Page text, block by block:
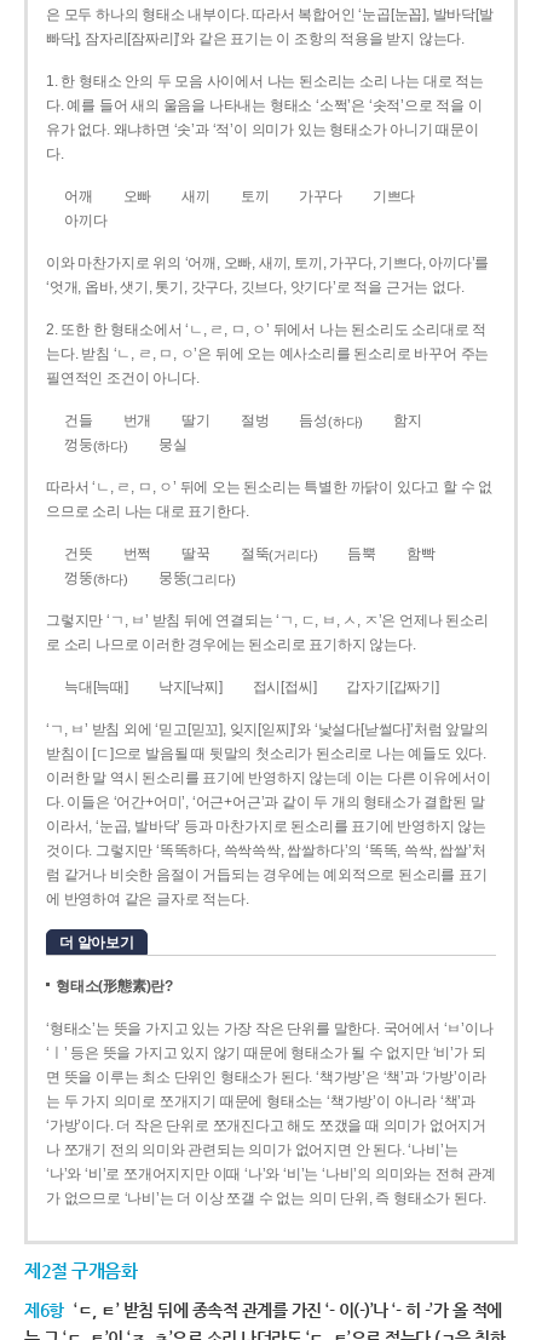
은 모두 하나의 형태소 내부이다. 따라서 복합어인 ‘눈곱[눈꼽], 발바닥[발
빠닥], 잠자리[잠짜리]’와 같은 표기는 이 조항의 적용을 받지 않는다.
1. 한 형태소 안의 두 모음 사이에서 나는 된소리는 소리 나는 대로 적는
다. 예를 들어 새의 울음을 나타내는 형태소 ‘소쩍’은 ‘솟적’으로 적을 이
유가 없다. 왜냐하면 ‘솟’과 ‘적’이 의미가 있는 형태소가 아니기 때문이
다.
어깨 오빠 새끼 토끼 가꾸다
기쁘다
아끼다
이와 마찬가지로 위의 ‘어깨, 오빠, 새끼, 토끼, 가꾸다, 기쁘다, 아끼다’를
‘엇개, 옵바, 샛기, 톳기, 갓구다, 깃브다, 앗기다’로 적을 근거는 없다.
2. 또한 한 형태소에서 ‘ㄴ, ㄹ, ㅁ, ㅇ’ 뒤에서 나는 된소리도 소리대로 적
는다. 받침 ‘ㄴ, ㄹ, ㅁ, ㅇ’은 뒤에 오는 예사소리를 된소리로 바꾸어 주는
필연적인 조건이 아니다.
건들 번개 딸기 절벙 듬성(하다)
함지
껑둥(하다) 뭉실
따라서 ‘ㄴ, ㄹ, ㅁ, ㅇ’ 뒤에 오는 된소리는 특별한 까닭이 있다고 할 수 없
으므로 소리 나는 대로 표기한다.
건뜻 번쩍 딸꾹 절뚝(거리다) 듬뿍
함빡
껑뚱(하다) 뭉뚱(그리다)
그렇지만 ‘ㄱ, ㅂ’ 받침 뒤에 연결되는 ‘ㄱ, ㄷ, ㅂ, ㅅ, ㅈ’은 언제나 된소리
로 소리 나므로 이러한 경우에는 된소리로 표기하지 않는다.
늑대[늑때] 낙지[낙찌] 접시[접씨] 갑자기[갑짜기]
‘ㄱ, ㅂ’ 받침 외에 ‘믿고[믿꼬], 잊지[읻찌]’와 ‘낯설다[낟썰다]’처럼 앞말의
받침이 [ㄷ]으로 발음될 때 뒷말의 첫소리가 된소리로 나는 예들도 있다.
이러한 말 역시 된소리를 표기에 반영하지 않는데 이는 다른 이유에서이
다. 이들은 ‘어간+어미’, ‘어근+어근’과 같이 두 개의 형태소가 결합된 말
이라서, ‘눈곱, 발바닥’ 등과 마찬가지로 된소리를 표기에 반영하지 않는
것이다. 그렇지만 ‘똑똑하다, 쓱싹쓱싹, 쌉쌀하다’의 ‘똑똑, 쓱싹, 쌉쌀’처
럼 같거나 비슷한 음절이 거듭되는 경우에는 예외적으로 된소리를 표기
에 반영하여 같은 글자로 적는다.
더 알아보기
형태소(形態素)란?
‘형태소’는 뜻을 가지고 있는 가장 작은 단위를 말한다. 국어에서 ‘ㅂ’이나
‘ㅣ’ 등은 뜻을 가지고 있지 않기 때문에 형태소가 될 수 없지만 ‘비’가 되
면 뜻을 이루는 최소 단위인 형태소가 된다. ‘책가방’은 ‘책’과 ‘가방’이라
는 두 가지 의미로 쪼개지기 때문에 형태소는 ‘책가방’이 아니라 ‘책’과
‘가방’이다. 더 작은 단위로 쪼개진다고 해도 쪼갰을 때 의미가 없어지거
나 쪼개기 전의 의미와 관련되는 의미가 없어지면 안 된다. ‘나비’는
‘나’와 ‘비’로 쪼개어지지만 이때 ‘나’와 ‘비’는 ‘나비’의 의미와는 전혀 관계
가 없으므로 ‘나비’는 더 이상 쪼갤 수 없는 의미 단위, 즉 형태소가 된다.
제2절 구개음화
제6항 ‘ㄷ, ㅌ’ 받침 뒤에 종속적 관계를 가진 ‘- 이(-)’나 ‘- 히 -’가 올 적에